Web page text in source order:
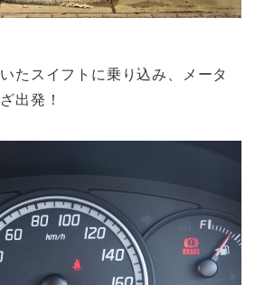
たスイフトに乗り込み、メータ
出発！